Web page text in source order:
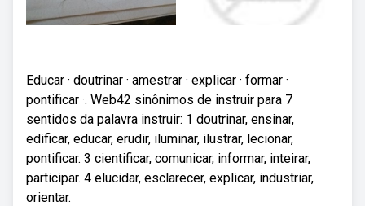
Educar · doutrinar · amestrar · explicar · formar ·
pontificar ·. Web42 sinônimos de instruir para 7
sentidos da palavra instruir: 1 doutrinar, ensinar,
edificar, educar, erudir, iluminar, ilustrar, lecionar,
pontificar. 3 cientificar, comunicar, informar, inteirar,
participar. 4 elucidar, esclarecer, explicar, industriar,
orientar.